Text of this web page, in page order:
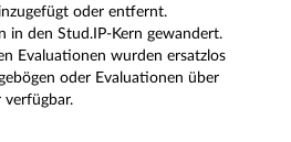
oder entfernt.
in den Stud.IP-Kern gewandert.
Evaluationen wurden ersatzlos
oder Evaluationen über
verfügbar.